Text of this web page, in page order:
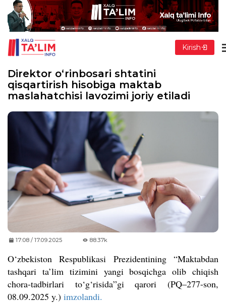
Kirish
Direktor o‘rinbosari shtatini
qisqartirish hisobiga maktab
maslahatchisi lavozimi joriy etiladi
17:08 / 17.09.2025 88.37k
O‘zbekiston Respublikasi Prezidentining “Maktabdan
tashqari ta’lim tizimini yangi bosqichga olib chiqish
chora-tadbirlari to‘g‘risida”gi qarori (PQ–277-son,
08.09.2025 y.) imzolandi.